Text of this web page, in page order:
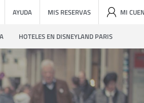
AYUDA MIS RESERVAS MI
HOTELES EN DISNEYLAND PARIS